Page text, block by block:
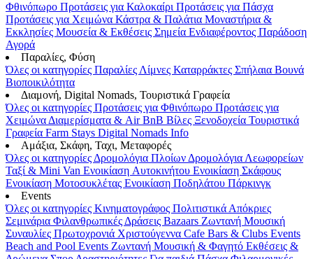
Φθινόπωρο Προτάσεις για Καλοκαίρι Προτάσεις για Πάσχα
Προτάσεις για Χειμώνα Κάστρα & Παλάτια Μοναστήρια &
Εκκλησίες Μουσεία & Εκθέσεις Σημεία Ενδιαφέροντος Παράδοση
Αγορά
Παραλίες, Φύση
Όλες οι κατηγορίες Παραλίες Λίμνες Καταρράκτες Σπήλαια Βουνά
Βιοποικιλότητα
Διαμονή, Digital Nomads, Τουριστικά Γραφεία
Όλες οι κατηγορίες Προτάσεις για Φθινόπωρο Προτάσεις για
Χειμώνα Διαμερίσματα & Air BnB Βίλες Ξενοδοχεία Τουριστικά
Γραφεία Farm Stays Digital Nomads Info
Αμάξια, Σκάφη, Ταχι, Μεταφορές
Όλες οι κατηγορίες Δρομολόγια Πλοίων Δρομολόγια Λεωφορείων
Ταξί & Μini Van Ενοικίαση Aυτοκινήτου Ενοικίαση Σκάφους
Ενοικίαση Μοτοσυκλέτας Ενοικίαση Ποδηλάτου Πάρκινγκ
Events
Όλες οι κατηγορίες Κινηματογράφος Πολιτιστικά Απόκριες
Σεμινάρια Φιλανθρωπικές Δράσεις Bazaars Ζωντανή Μουσική
Συναυλίες Πρωτοχρονιά Χριστούγεννα Cafe Bars & Clubs Events
Beach and Pool Events Ζωντανή Μουσική & Φαγητό Εκθέσεις &